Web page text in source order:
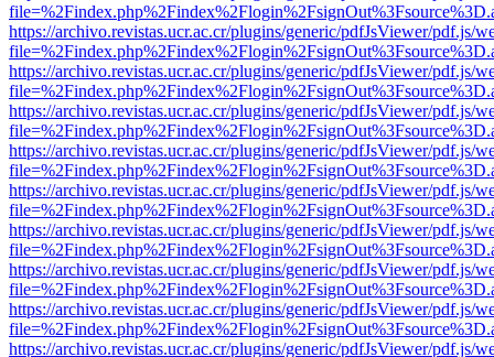
https://archivo.revistas.ucr.ac.cr/plugins/generic/pdfJsViewer/pdf.js/
https://archivo.revistas.ucr.ac.cr/plugins/generic/pdfJsViewer/pdf.js/
https://archivo.revistas.ucr.ac.cr/plugins/generic/pdfJsViewer/pdf.js/
https://archivo.revistas.ucr.ac.cr/plugins/generic/pdfJsViewer/pdf.js/
https://archivo.revistas.ucr.ac.cr/plugins/generic/pdfJsViewer/pdf.js/
https://archivo.revistas.ucr.ac.cr/plugins/generic/pdfJsViewer/pdf.js/
https://archivo.revistas.ucr.ac.cr/plugins/generic/pdfJsViewer/pdf.js/
https://archivo.revistas.ucr.ac.cr/plugins/generic/pdfJsViewer/pdf.js/
https://archivo.revistas.ucr.ac.cr/plugins/generic/pdfJsViewer/pdf.js/